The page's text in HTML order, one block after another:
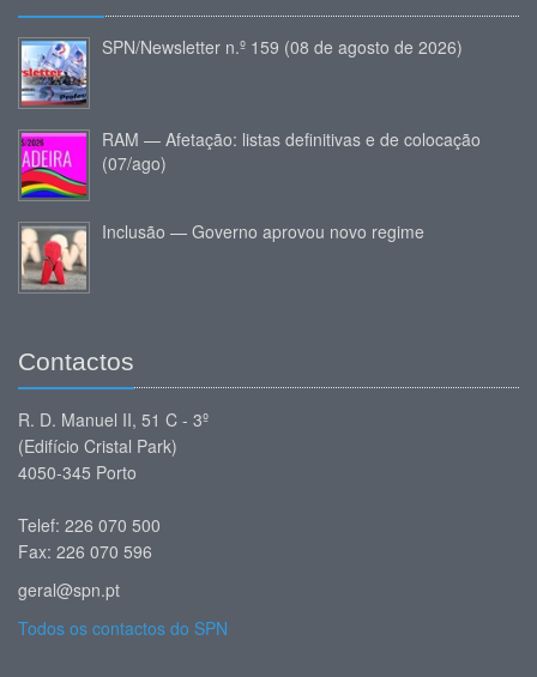
SPN/Newsletter n.º 159 (08 de agosto de 2026)
RAM — Afetação: listas definitivas e de colocação
(07/ago)
Inclusão — Governo aprovou novo regime
Contactos
R. D. Manuel II, 51 C - 3º
(Edifício Cristal Park)
4050-345 Porto
Telef: 226 070 500
Fax: 226 070 596
geral@spn.pt
Todos os contactos do SPN